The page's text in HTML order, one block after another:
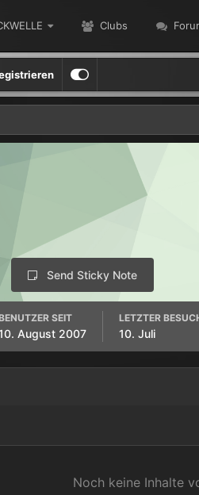
Clubs
Send Sticky Note
SEIT
August 2007
LETZTER
10. Juli
Noch keine Inhalte